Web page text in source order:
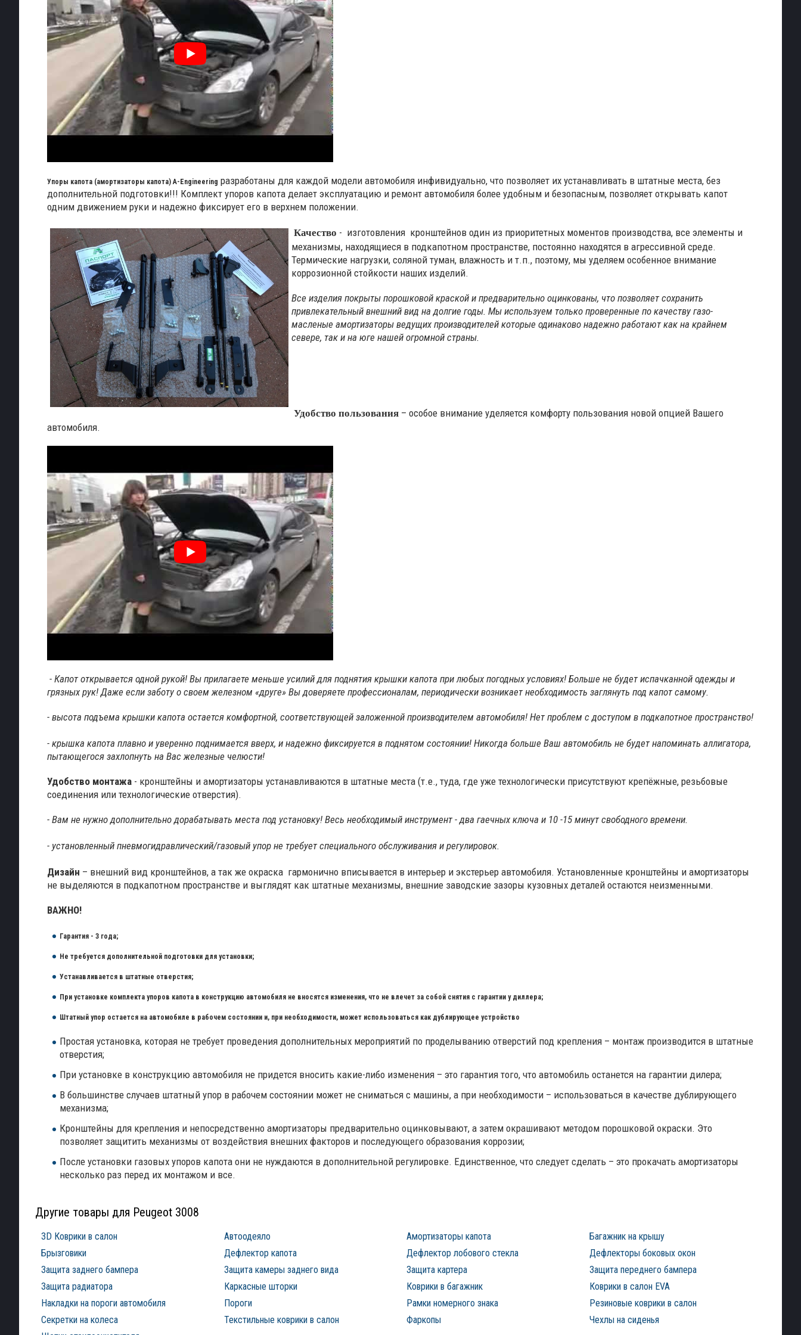
Упоры капота (амортизаторы капота) A-Engineering разработаны для каждой модели автомобиля инфивидуально, что позволяет их устанавливать в штатные места, без
дополнительной подготовки!!! Комплект упоров капота делает эксплуатацию и ремонт автомобиля более удобным и безопасным, позволяет открывать капот
одним движением руки и надежно фиксирует его в верхнем положении.
Качество - изготовления кронштейнов один из приоритетных моментов производства, все элементы и
механизмы, находящиеся в подкапотном пространстве, постоянно находятся в агрессивной среде.
Термические нагрузки, соляной туман, влажность и т.п., поэтому, мы уделяем особенное внимание
коррозионной стойкости наших изделий.
Все изделия покрыты порошковой краской и предварительно оцинкованы, что позволяет сохранить
привлекательный внешний вид на долгие годы. Мы используем только проверенные по качеству газо-
масленые амортизаторы ведущих производителей которые одинаково надежно работают как на крайнем
севере, так и на юге нашей огромной страны.
Удобство пользования – особое внимание уделяется комфорту пользования новой опцией Вашего
автомобиля.
- Капот открывается одной рукой! Вы прилагаете меньше усилий для поднятия крышки капота при любых погодных условиях! Больше не будет испачканной одежды и
грязных рук! Даже если заботу о своем железном «друге» Вы доверяете профессионалам, периодически возникает необходимость заглянуть под капот самому.
- высота подъема крышки капота остается комфортной, соответствующей заложенной производителем автомобиля! Нет проблем с доступом в подкапотное пространство!
- крышка капота плавно и уверенно поднимается вверх, и надежно фиксируется в поднятом состоянии! Никогда больше Ваш автомобиль не будет напоминать аллигатора,
пытающегося захлопнуть на Вас железные челюсти!
Удобство монтажа - кронштейны и амортизаторы устанавливаются в штатные места (т.е., туда, где уже технологически присутствуют крепёжные, резьбовые
соединения или технологические отверстия).
- Вам не нужно дополнительно дорабатывать места под установку! Весь необходимый инструмент - два гаечных ключа и 10 -15 минут свободного времени.
- установленный пневмогидравлический/газовый упор не требует специального обслуживания и регулировок.
Дизайн – внешний вид кронштейнов, а так же окраска гармонично вписывается в интерьер и экстерьер автомобиля. Установленные кронштейны и амортизаторы
не выделяются в подкапотном пространстве и выглядят как штатные механизмы, внешние заводские зазоры кузовных деталей остаются неизменными.
ВАЖНО!
Гарантия - 3 года;
Не требуется дополнительной подготовки для установки;
Устанавливается в штатные отверстия;
При установке комплекта упоров капота в конструкцию автомобиля не вносятся изменения, что не влечет за собой снятия с гарантии у диллера;
Штатный упор остается на автомобиле в рабочем состоянии и, при необходимости, может использоваться как дублирующее устройство
Простая установка, которая не требует проведения дополнительных мероприятий по проделыванию отверстий под крепления – монтаж производится в штатные
отверстия;
При установке в конструкцию автомобиля не придется вносить какие-либо изменения – это гарантия того, что автомобиль останется на гарантии дилера;
В большинстве случаев штатный упор в рабочем состоянии может не сниматься с машины, а при необходимости – использоваться в качестве дублирующего
механизма;
Кронштейны для крепления и непосредственно амортизаторы предварительно оцинковывают, а затем окрашивают методом порошковой окраски. Это
позволяет защитить механизмы от воздействия внешних факторов и последующего образования коррозии;
После установки газовых упоров капота они не нуждаются в дополнительной регулировке. Единственное, что следует сделать – это прокачать амортизаторы
несколько раз перед их монтажом и все.
Другие товары для Peugeot 3008
3D Коврики в салон Автоодеяло Амортизаторы капота
Багажник на крышу
Брызговики
Дефлектор капота Дефлектор лобового стекла
Дефлекторы боковых окон
Защита заднего бампера
Защита камеры заднего вида Защита картера
Защита переднего бампера
Защита радиатора
Каркасные шторки Коврики в багажник
Коврики в салон EVA
Накладки на пороги автомобиля
Пороги Рамки номерного знака
Резиновые коврики в салон
Секретки на колеса
Текстильные коврики в салон Фаркопы
Чехлы на сиденья